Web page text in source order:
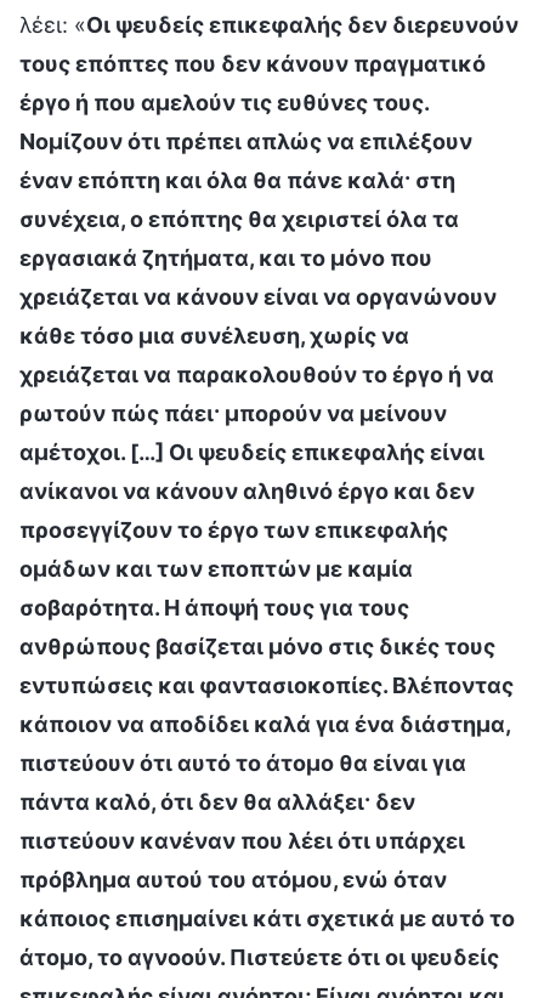
λέει: «Οι ψευδείς επικεφαλής δεν διερευνούν
τους επόπτες που δεν κάνουν πραγματικό
έργο ή που αμελούν τις ευθύνες τους.
Νομίζουν ότι πρέπει απλώς να επιλέξουν
έναν επόπτη και όλα θα πάνε καλά· στη
συνέχεια, ο επόπτης θα χειριστεί όλα τα
εργασιακά ζητήματα, και το μόνο που
χρειάζεται να κάνουν είναι να οργανώνουν
κάθε τόσο μια συνέλευση, χωρίς να
χρειάζεται να παρακολουθούν το έργο ή να
ρωτούν πώς πάει· μπορούν να μείνουν
αμέτοχοι. […] Οι ψευδείς επικεφαλής είναι
ανίκανοι να κάνουν αληθινό έργο και δεν
προσεγγίζουν το έργο των επικεφαλής
ομάδων και των εποπτών με καμία
σοβαρότητα. Η άποψή τους για τους
ανθρώπους βασίζεται μόνο στις δικές τους
εντυπώσεις και φαντασιοκοπίες. Βλέποντας
κάποιον να αποδίδει καλά για ένα διάστημα,
πιστεύουν ότι αυτό το άτομο θα είναι για
πάντα καλό, ότι δεν θα αλλάξει· δεν
πιστεύουν κανέναν που λέει ότι υπάρχει
πρόβλημα αυτού του ατόμου, ενώ όταν
κάποιος επισημαίνει κάτι σχετικά με αυτό το
άτομο, το αγνοούν. Πιστεύετε ότι οι ψευδείς